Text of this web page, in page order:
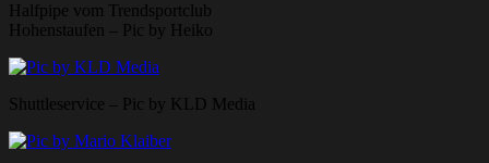
Halfpipe vom Trendsportclub
Hohenstaufen – Pic by Heiko
Shuttleservice – Pic by KLD Media